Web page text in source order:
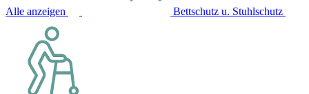
Alle anzeigen Bettschutz u. Stuhlschutz